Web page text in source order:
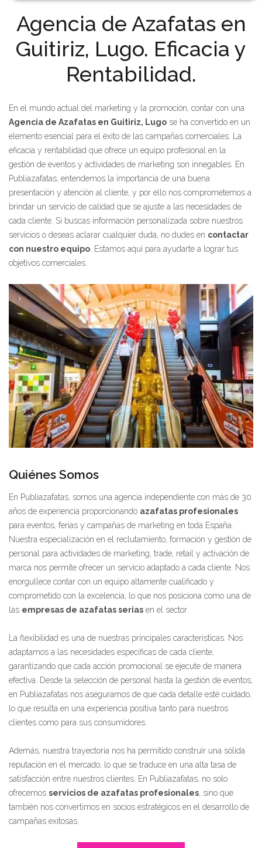
Agencia de Azafatas en
Guitiriz, Lugo. Eficacia y
Rentabilidad.
En el mundo actual del marketing y la promoción, contar con una
Agencia de Azafatas en Guitiriz, Lugo se ha convertido en un
elemento esencial para el éxito de las campañas comerciales. La
eficacia y rentabilidad que ofrece un equipo profesional en la
gestión de eventos y actividades de marketing son innegables. En
Publiazafatas, entendemos la importancia de una buena
presentación y atención al cliente, y por ello nos comprometemos a
brindar un servicio de calidad que se ajuste a las necesidades de
cada cliente. Si buscas información personalizada sobre nuestros
servicios o deseas aclarar cualquier duda, no dudes en contactar
con nuestro equipo . Estamos aquí para ayudarte a lograr tus
objetivos comerciales.
Quiénes Somos
En Publiazafatas, somos una agencia independiente con más de 30
años de experiencia proporcionando azafatas profesionales
para eventos, ferias y campañas de marketing en toda España.
Nuestra especialización en el reclutamiento, formación y gestión de
personal para actividades de marketing, trade, retail y activación de
marca nos permite ofrecer un servicio adaptado a cada cliente. Nos
enorgullece contar con un equipo altamente cualificado y
comprometido con la excelencia, lo que nos posiciona como una de
las empresas de azafatas serias en el sector.
La flexibilidad es una de nuestras principales características. Nos
adaptamos a las necesidades específicas de cada cliente,
garantizando que cada acción promocional se ejecute de manera
efectiva. Desde la selección de personal hasta la gestión de eventos,
en Publiazafatas nos aseguramos de que cada detalle esté cuidado,
lo que resulta en una experiencia positiva tanto para nuestros
clientes como para sus consumidores.
Además, nuestra trayectoria nos ha permitido construir una sólida
reputación en el mercado, lo que se traduce en una alta tasa de
satisfacción entre nuestros clientes. En Publiazafatas, no solo
ofrecemos servicios de azafatas profesionales , sino que
también nos convertimos en socios estratégicos en el desarrollo de
campañas exitosas.